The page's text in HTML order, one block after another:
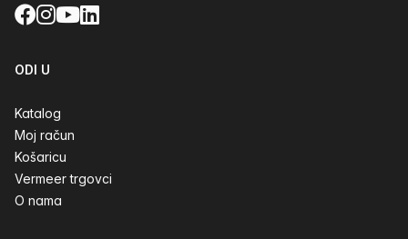
Facebook
Instagram
YouTube
LinkedIn
ODI U
Katalog
Moj račun
Košaricu
Vermeer trgovci
O nama